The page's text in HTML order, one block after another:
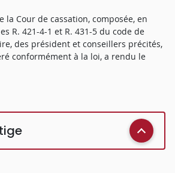
la Cour de cassation, composée, en
R. 421-4-1 et R. 431-5 du code de
des président et conseillers précités,
conformément à la loi, a rendu le